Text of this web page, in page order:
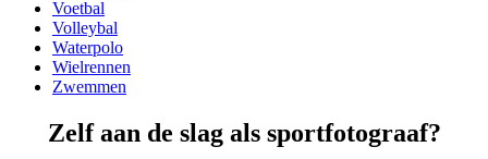
Voetbal
Volleybal
Waterpolo
Wielrennen
Zwemmen
Zelf aan de slag als sportfotograaf?